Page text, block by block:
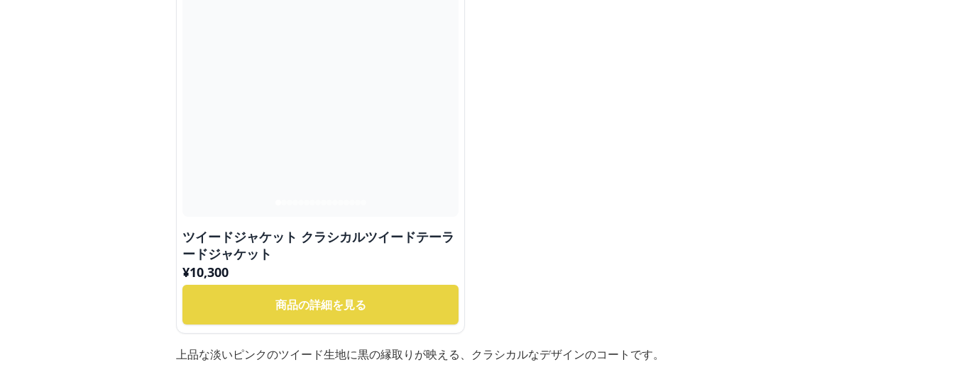
ツイードジャケット クラシカルツイードテーラ
ードジャケット
¥10,300
商品の詳細を見る
上品な淡いピンクのツイード生地に黒の縁取りが映える、クラシカルなデザインのコートです。